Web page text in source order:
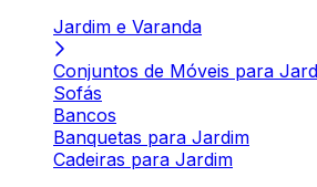
Jardim e Varanda
Conjuntos de Móveis para
Sofás
Bancos
Banquetas para Jardim
Cadeiras para Jardim